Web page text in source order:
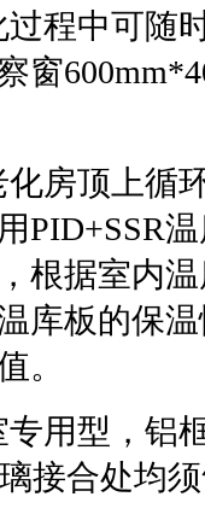
程中可随
窗
房顶上循
PID+SSR
根据室内
库板的保
。
用型，铝
接合处均